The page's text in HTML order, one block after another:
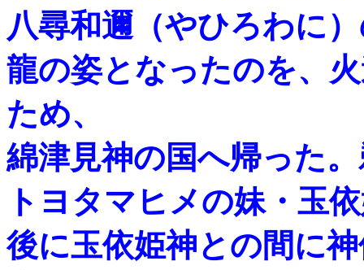
八尋和邇（やひろわに
龍の姿となったのを、
ため、
綿津見神の国へ帰った
トヨタマヒメの妹・玉
後に玉依姫神との間に